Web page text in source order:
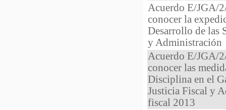
Acuerdo E/JGA/
conocer la
Desarrollo de las
y Administración
Acuerdo E/JGA/
conocer las
Disciplina en el
Justicia Fiscal y
fiscal 2013